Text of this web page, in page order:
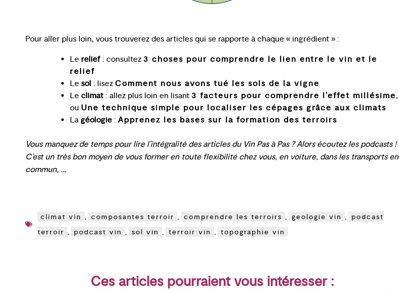
Pour aller plus loin, vous trouverez des articles qui se rapporte à chaque « ingrédient » :
Le relief: consultez 3 choses pour comprendre le lien entre le vin et le
relief
Le sol : lisez Comment nous avons tué les sols de la vigne
Le climat : allez plus loin en lisant 3 facteurs pour comprendre l’effet millésime,
ou Une technique simple pour localiser les cépages grâce aux climats
La géologie : Apprenez les bases sur la formation des terroirs
Vous manquez de temps pour lire l’intégralité des articles du Vin Pas à Pas ? Alors écoutez les podcasts !
C’est un très bon moyen de vous former en toute flexibilité chez vous, en voiture, dans les transports en
commun, …
climat vin , composantes terroir , comprendre les terroirs , geologie vin ,
podcast
terroir , podcast vin , sol vin , terroir vin , topographie vin
Ces articles pourraient vous intéresser :